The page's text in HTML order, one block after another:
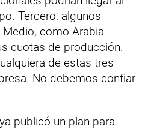
Tercero: algunos
como Arabia
cuotas de producción.
de estas tres
No debemos confiar
publicó un plan para